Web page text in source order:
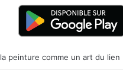
et l’Académie néoplatonicienne